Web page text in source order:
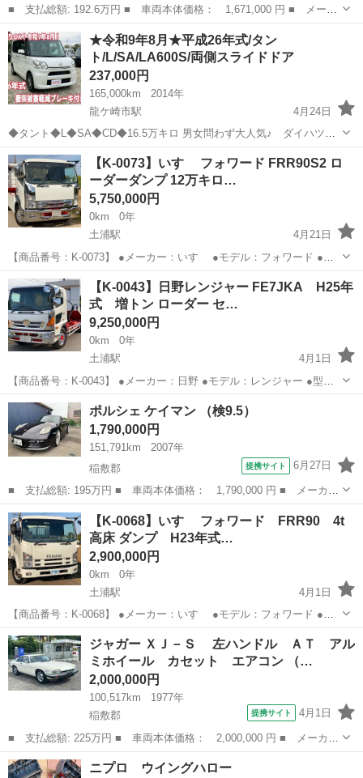
■ 支払総額: 192.6万円 ■ 車両本体価格： 1,671,000 円 ■ メーカ
ー名： シボレー ■ 車種名： シボレーエクスプレス ■ グレード
名： スタークラフト ハイルーフ キャンピング登録 ７人乗り
■ 排...
茨城 稲敷郡 その他
★令和9年8月★平成26年式/タン
ト/L/SA/LA600S/両側スライドドア
237,000円
165,000km
2014年
龍ケ崎市駅
4月24日
◆タント◆L◆SA◆CD◆16.5万キロ 男女問わず大人気♪ ダイハツ
タント L SA LA600S！！ 両側スライドドアで乗り降り楽ちん♪ 小
さなお子様がいる方にもおすすめです！！ たくさんのご問...
茨城 稲敷郡 龍ケ崎市駅 その他
【K-0073】いすゞ フォワード FRR90S2 ロ
ーダーダンプ 12万キロ…
5,750,000円
0km
0年
土浦駅
4月21日
【商品番号：K-0073】 ●メーカー：いすゞ ●モデル：フォワード ●型
式：FRR90S2 ●走行距離：128,696km ●最大積載量：2,750kg ●初度登
録年月：平成20年8月 ●乗車定員：2人 ●...
茨城 稲敷郡 その他
【K-0043】日野レンジャー FE7JKA H25年
式 増トン ローダー セ…
9,250,000円
0km
0年
土浦駅
4月1日
【商品番号：K-0043】 ●メーカー：日野 ●モデル：レンジャー ●型
式：FE7JKA ●走行距離：643,781km ●最大積載量：7,700kg ●初度登
録年月：平成25年10月 ●乗車定員：2人 ●原...
茨城 稲敷郡 その他 ローダー
ポルシェ ケイマン （検9.5）
1,790,000円
151,791km
2007年
稲敷郡
提携サイト 6月27日
■ 支払総額: 195万円 ■ 車両本体価格： 1,790,000 円 ■ メーカー
名： ポルシェ ■ 車種名： ケイマン ■ グレード名： ■ 排気
量： 2700cc ■ ドア枚数： クーペ ■ ミッション： AT5速...
茨城 稲敷郡
【K-0068】いすゞ フォワード FRR90 4t
高床 ダンプ H23年式…
2,900,000円
0km
0年
土浦駅
4月1日
【商品番号：K-0068】 ●メーカー：いすゞ ●モデル：フォワード ●型
式：PKG-FRR90S1 ●走行距離：90,571km ●最大積載量：3,650kg ●初
度登録年月：平成23年8月 ●乗車定員：3人...
茨城 稲敷郡 土浦駅 その他 コボレーン
ジャガー ＸＪ－Ｓ 左ハンドル ＡＴ アル
ミホイール カセット エアコン （…
2,000,000円
100,517km
1977年
稲敷郡
提携サイト 4月1日
■ 支払総額: 225万円 ■ 車両本体価格： 2,000,000 円 ■ メーカー
名： ジャガー ■ 車種名： ＸＪ－Ｓ ■ グレード名： 左ハン
ドル ＡＴ アルミホイール カセット エアコン ■ 排気量：
茨城 稲敷郡 その他
ニプロ ウイングハロー